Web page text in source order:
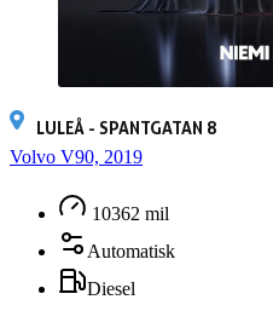
LULEÅ - SPANTGATAN 8
Volvo V90, 2019
10362 mil
Automatisk
Diesel